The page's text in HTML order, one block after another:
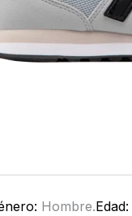
Hombre.Edad: